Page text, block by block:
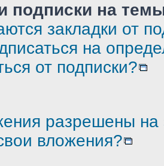
подписки на
закладки от
на
от подписки?
разрешены
вложения?